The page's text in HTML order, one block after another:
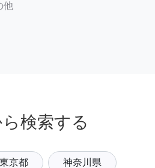
他
検索する
東京都 神奈川県